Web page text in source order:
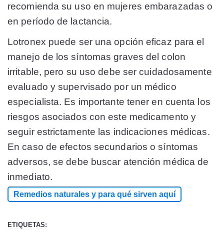
recomienda su uso en mujeres embarazadas o
en período de lactancia.
Lotronex puede ser una opción eficaz para el
manejo de los síntomas graves del colon
irritable, pero su uso debe ser cuidadosamente
evaluado y supervisado por un médico
especialista. Es importante tener en cuenta los
riesgos asociados con este medicamento y
seguir estrictamente las indicaciones médicas.
En caso de efectos secundarios o síntomas
adversos, se debe buscar atención médica de
inmediato.
Remedios naturales y para qué sirven aquí
ETIQUETAS: